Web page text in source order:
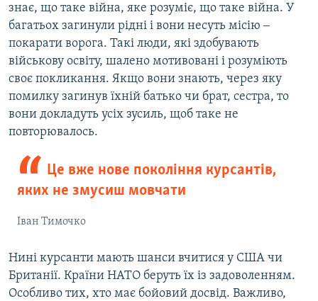
знає, що таке війна, яке розуміє, що таке війна. У
багатьох загинули рідні і вони несуть місію ‒
покарати ворога. Такі люди, які здобувають
військову освіту, шалено мотивовані і розуміють
своє покликання. Якщо вони знають, через яку
помилку загинув їхній батько чи брат, сестра, то
вони докладуть усіх зусиль, щоб таке не
повторювалось.
Це вже нове покоління курсантів,
яких не змусиш мовчати
Іван Тимочко
Нині курсанти мають шанси вчитися у США чи
Британії. Країни НАТО беруть їх із задоволенням.
Особливо тих, хто має бойовий досвід. Важливо,